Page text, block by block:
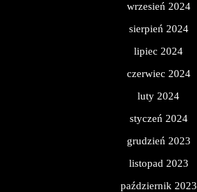
wrzesień 2024
sierpień 2024
lipiec 2024
czerwiec 2024
luty 2024
styczeń 2024
grudzień 2023
listopad 2023
październik 2023